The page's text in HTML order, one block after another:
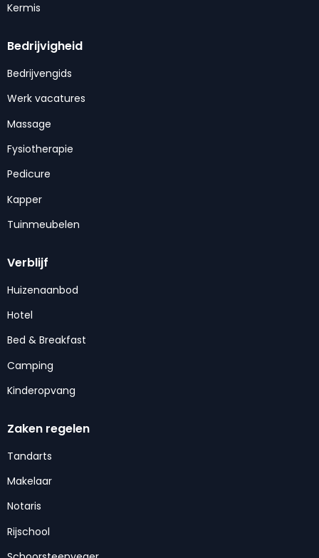
Kermis
Bedrijvigheid
Bedrijvengids
Werk vacatures
Massage
Fysiotherapie
Pedicure
Kapper
Tuinmeubelen
Verblijf
Huizenaanbod
Hotel
Bed & Breakfast
Camping
Kinderopvang
Zaken regelen
Tandarts
Makelaar
Notaris
Rijschool